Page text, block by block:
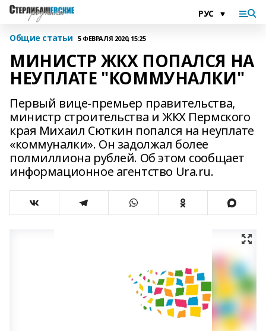
Общие статьи 5 ФЕВРАЛЯ 2020, 15:25
МИНИСТР ЖКХ ПОПАЛСЯ НА
НЕУПЛАТЕ "КОММУНАЛКИ"
Первый вице-премьер правительства,
министр строительства и ЖКХ Пермского
края Михаил Сюткин попался на неуплате
«коммуналки». Он задолжал более
полмиллиона рублей. Об этом сообщает
информационное агентство Ura.ru.